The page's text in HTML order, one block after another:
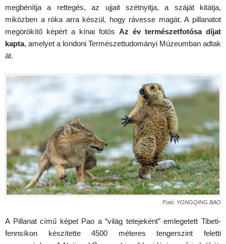
megbénítja a rettegés, az ujjait szétnyitja, a száját kitátja,
miközben a róka arra készül, hogy rávesse magát. A pillanatot
megörökítő képért a kínai fotós Az év természetfotósa díjat
kapta, amelyet a londoni Természettudományi Múzeumban adtak
át.
Fotó: YONGQING BAO
A Pillanat című képet Pao a “világ tetejeként” emlegetett Tibeti-
fennsíkon készítette 4500 méteres tengerszint feletti